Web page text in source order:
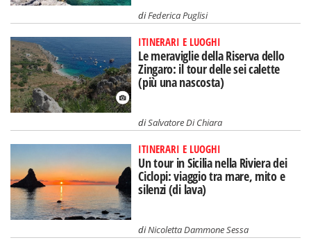
diFederica Puglisi
ITINERARI E LUOGHI
Le meraviglie della Riserva dello
Zingaro: il tour delle sei calette
(più una nascosta)
diSalvatore Di Chiara
ITINERARI E LUOGHI
Un tour in Sicilia nella Riviera dei
Ciclopi: viaggio tra mare, mito e
silenzi (di lava)
diNicoletta Dammone Sessa